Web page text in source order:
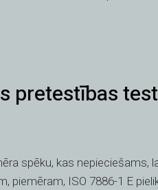
pretestības
spēku, kas nepieciešams,
piemēram, ISO 7886-1 E